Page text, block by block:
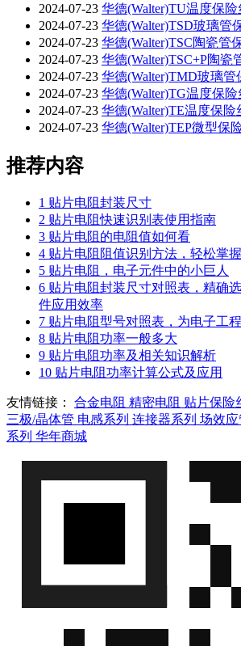
2024-07-23 华德(Walter)TU温度保险
2024-07-23 华德(Walter)TSD玻璃管
2024-07-23 华德(Walter)TSC陶瓷管
2024-07-23 华德(Walter)TSC+P陶瓷
2024-07-23 华德(Walter)TMD玻璃管
2024-07-23 华德(Walter)TG温度保
2024-07-23 华德(Walter)TE温度保险
2024-07-23 华德(Walter)TEP微型保
推荐内容
1 贴片电阻封装尺寸
2 贴片电阻快速识别表使用指南
3 贴片电阻的电阻值如何看
4 贴片电阻阻值识别方法，轻松掌
5 贴片电阻，电子元件中的小巨人
6 贴片电阻封装尺寸对照表，精确
件应用效率
7 贴片电阻型号对照表，为电子工
8 贴片电阻功率一般多大
9 贴片电阻功率及相关知识解析
10 贴片电阻功率计算公式及应用
友情链接： 合金电阻 精密电阻 贴片保险
三极/晶体管 电感系列 连接器系列 场效应
系列 华年商城